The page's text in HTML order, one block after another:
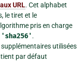
URL. Cet alphabet
le tiret et le
pris en charge
'sha256'.
utilisées
par défaut